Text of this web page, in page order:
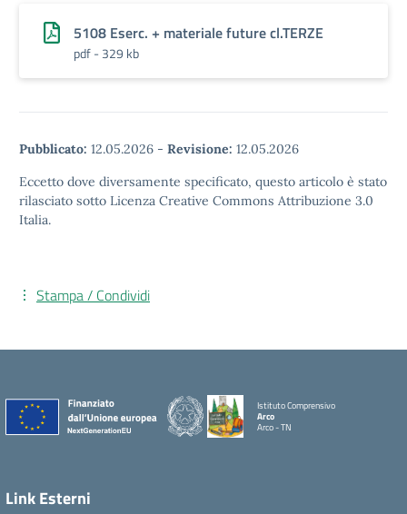
5108 Eserc. + materiale future cl.TERZE
pdf - 329 kb
Pubblicato: 12.05.2026 - Revisione: 12.05.2026
Eccetto dove diversamente specificato, questo articolo è stato
rilasciato sotto Licenza Creative Commons Attribuzione 3.0
Italia.
Stampa / Condividi
Istituto Comprensivo
Arco
Arco - TN
Link Esterni